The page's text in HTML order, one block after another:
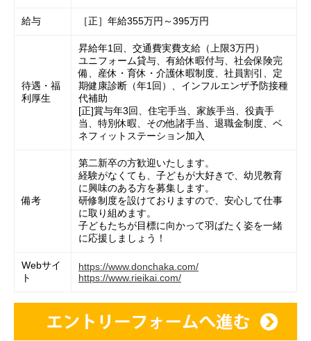
給与 ［正］年給355万円～395万円
待遇・福
利厚生
昇給年1回、交通費実費支給（上限3万円）
ユニフォーム貸与、有給休暇付与、社会保険完
備、産休・育休・介護休暇制度、社員割引、定
期健康診断（年1回）、インフルエンザ予防接種
代補助
[正]賞与年3回、住宅手当、家族手当、役責手
当、特別休暇、その他諸手当、退職金制度、ベ
ネフィットステーション加入
備考
第二新卒の方歓迎いたします。
経験がなくても、子どもが大好きで、幼児教育
に興味のある方を募集します。
研修制度を設けておりますので、安心して仕事
に取り組めます。
子どもたちが目標に向かって羽ばたく姿を一緒
に応援しましょう！
Webサイ
ト
https://www.donchaka.com/
https://www.rieikai.com/